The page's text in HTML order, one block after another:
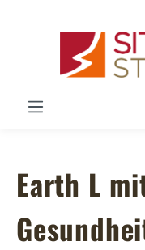
Earth L